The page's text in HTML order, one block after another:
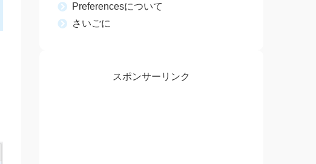
Preferencesについて
さいごに
スポンサーリンク